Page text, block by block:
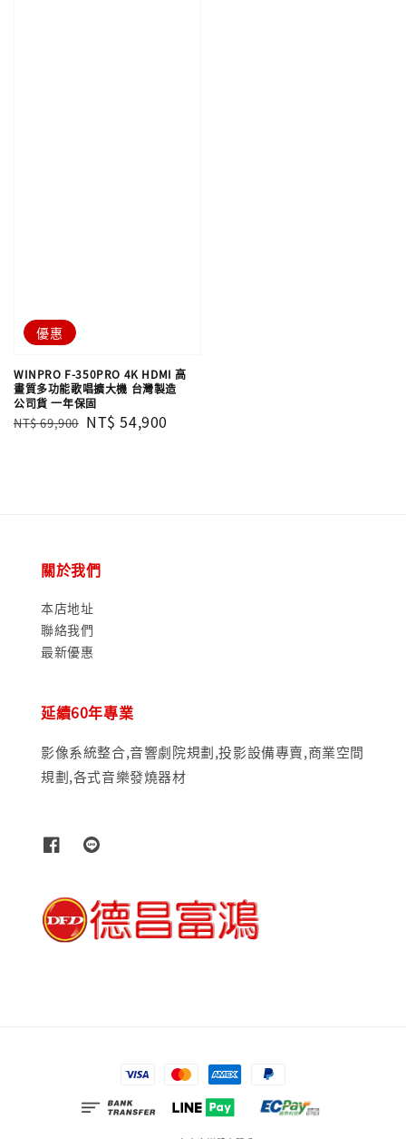
優惠
WINPRO F-350PRO 4K HDMI 高
畫質多功能歌唱擴大機 台灣製造
公司貨 一年保固
Regular
NT$ 69,900 Sale
NT$ 54,900
關於我們
本店地址
聯絡我們
最新優惠
延續60年專業
影像系統整合,音響劇院規劃,投影設備專賣,商業空間
規劃,各式音樂發燒器材